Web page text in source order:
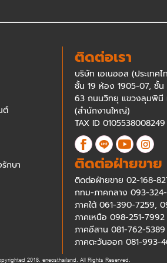
ต์
กษา
ติดต่อเรา
บริษัท เอเนออส (ประเทศ
ชั้น 19 ห้อง 1905-07, ชั้น
63 ถนนวิทยุ แขวงลุมพินี
(สำนักงานใหญ่)
TAX ID 0105538008249
ติดต่อฝ่ายขาย
ติดต่อฝ่ายขาย 02-168-
กทม-ภาคกลาง 093-
ภาคใต้ 061-390-7259,
ภาคเหนือ 098-251-7992
ภาคอีสาน 081-762-5389
ภาคตะวันออก 081-993-
2018. eneosthailand. All Rights Reserved.